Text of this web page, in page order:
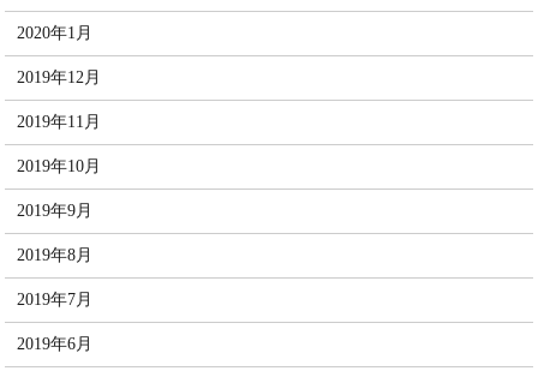
2020年1月
2019年12月
2019年11月
2019年10月
2019年9月
2019年8月
2019年7月
2019年6月